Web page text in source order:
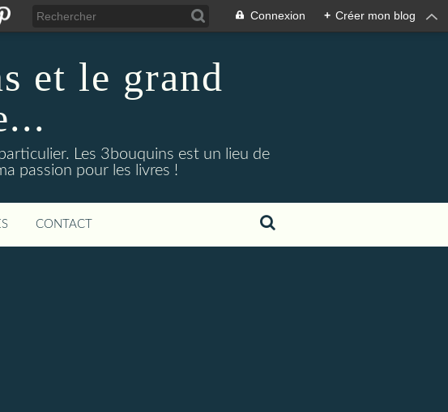
Connexion + Créer mon blog
et le grand
Les 3bouquins est un lieu de
passion pour les livres !
CONTACT